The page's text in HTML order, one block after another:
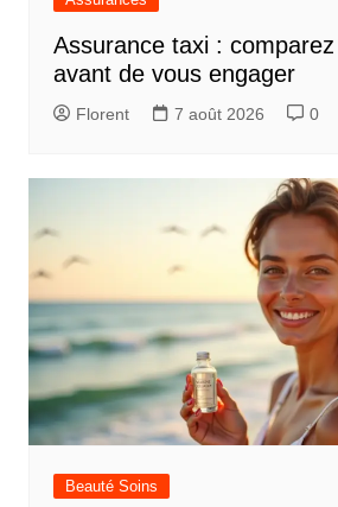
Assurance taxi :
avant de vous engager
Florent 7 août 2026 0
Beauté Soins